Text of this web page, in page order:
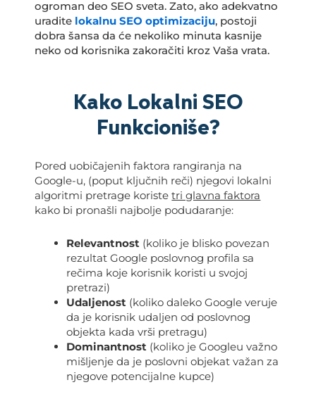
ogroman deo SEO sveta. Zato, ako adekvatno
uradite lokalnu SEO optimizaciju, postoji
dobra šansa da će nekoliko minuta kasnije
neko od korisnika zakoračiti kroz Vaša vrata.
Kako Lokalni SEO
Funkcioniše?
Pored uobičajenih faktora rangiranja na
Google-u, (poput ključnih reči) njegovi lokalni
algoritmi pretrage koristetri glavna faktora
kako bi pronašli najbolje podudaranje:
Relevantnost (koliko je blisko povezan
rezultat Google poslovnog profila sa
rečima koje korisnik koristi u svojoj
pretrazi)
Udaljenost (koliko daleko Google veruje
da je korisnik udaljen od poslovnog
objekta kada vrši pretragu)
Dominantnost (koliko je Googleu važno
mišljenje da je poslovni objekat važan za
njegove potencijalne kupce)